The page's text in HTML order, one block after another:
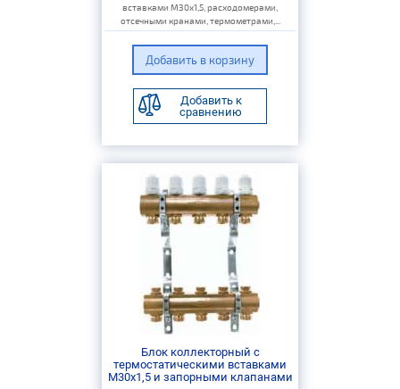
вставками M30x1,5, расходомерами,
отсечными кранами, термометрами,...
Добавить к
сравнению
Блок коллекторный с
термостатическими вставками
M30x1,5 и запорными клапанами